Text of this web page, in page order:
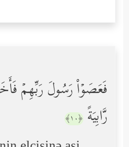
فَعَصَوۡاْ رَسُولَ رَبِّهِمۡ
رَّابِیَةً ﴿١٠﴾